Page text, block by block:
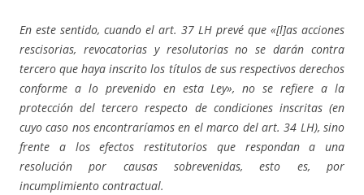
En este sentido, cuando el art. 37 LH prevé que «[l]as acciones
rescisorias, revocatorias y resolutorias no se darán contra
tercero que haya inscrito los títulos de sus respectivos derechos
conforme a lo prevenido en esta Ley», no se refiere a la
protección del tercero respecto de condiciones inscritas (en
cuyo caso nos encontraríamos en el marco del art. 34 LH), sino
frente a los efectos restitutorios que respondan a una
resolución por causas sobrevenidas, esto es, por
incumplimiento contractual.